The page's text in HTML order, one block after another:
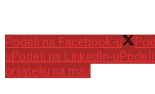
Podeli na Facebook-u
u Podeli na LinkedIn-u
prijatelju na mail